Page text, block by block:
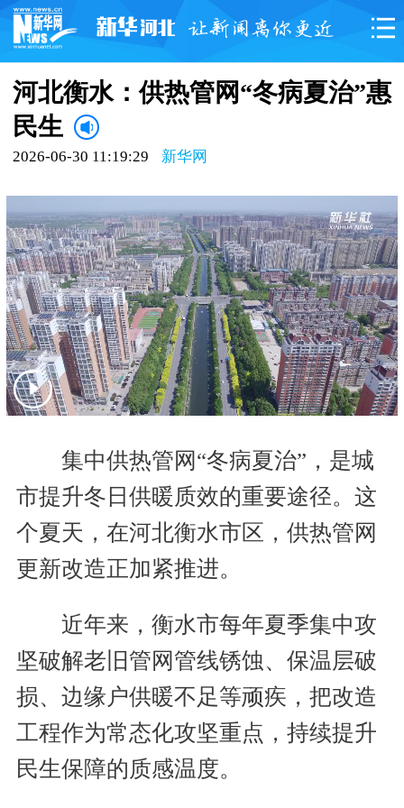
河北衡水：供热管网“冬病夏治”惠
民生
2026-06-30 11:19:29 新华网
集中供热管网“冬病夏治”，是城
市提升冬日供暖质效的重要途径。这
个夏天，在河北衡水市区，供热管网
更新改造正加紧推进。
近年来，衡水市每年夏季集中攻
坚破解老旧管网管线锈蚀、保温层破
损、边缘户供暖不足等顽疾，把改造
工程作为常态化攻坚重点，持续提升
民生保障的质感温度。